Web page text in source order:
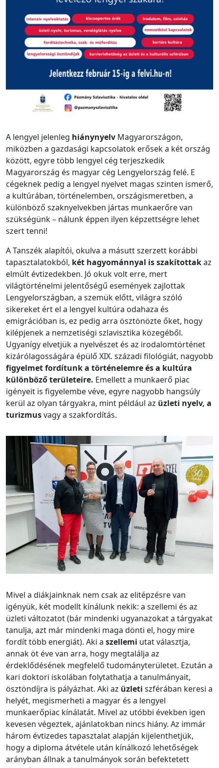
A lengyel jelenleg hiánynyelv Magyarországon,
miközben a gazdasági kapcsolatok erősek a két ország
között, egyre több lengyel cég terjeszkedik
Magyarország és magyar cég Lengyelország felé. E
cégeknek pedig a lengyel nyelvet magas szinten ismerő,
a kultúrában, történelemben, országismeretben, a
különböző szaknyelvekben jártas munkaerőre van
szükségünk – nálunk éppen ilyen képzettségre lehet
szert tenni!
A Tanszék alapítói, okulva a másutt szerzett korábbi
tapasztalatokból, két hagyománnyal is szakítottakaz
elmúlt évtizedekben. Jó okuk volt erre, mert
világtörténelmi jelentőségű események zajlottak
Lengyelországban, a szemük előtt, világra szóló
sikereket ért el a lengyel kultúra odahaza és
emigrációban is, ez pedig arra ösztönözte őket, hogy
kilépjenek a nemzetiségi szlavisztika közegéből.
Ugyanígy elvetjük a nyelvészet és az irodalomtörténet
kizárólagosságára épülő XIX. századi filológiát, nagyobb
figyelmet fordítunk a történelemre és a kultúra
különböző területeire. Emellett a munkaerő piac
igényeit is figyelembe véve, egyre nagyobb hangsúly
kerül az olyan tárgyakra, mint például az üzleti nyelv, a
turizmusvagy a szakfordítás.
Mivel a diákjainknak nem csak az elitépzésre van
igényük, két modellt kínálunk nekik: a szellemi és az
üzleti változatot (bár mindenki ugyanazokat a tárgyakat
tanulja, azt már mindenki maga dönti el, hogy mire
fordít több energiát). Aki a szellemi utat választja,
annak öt éve van arra, hogy megtalálja az
érdeklődésének megfelelő tudományterületet. Ezután a
kari doktori iskolában folytathatja a tanulmányait,
ösztöndíjra is pályázhat. Aki az üzleti szférában keresi a
helyét, megismerheti a magyar és a lengyel
munkaerőpiac kínálatát. Mivel az utóbbi években igen
kevesen végeztek, ajánlatokban nincs hiány. Az immár
három évtizedes tapasztalat alapján kijelenthetjük,
hogy a diploma átvétele után kínálkozó lehetőségek
arányban állnak a tanulmányok során befektetett